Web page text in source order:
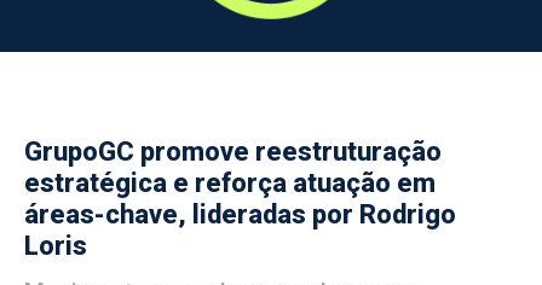
GrupoGC promove reestruturação
estratégica e reforça atuação em
áreas-chave, lideradas por Rodrigo
Loris